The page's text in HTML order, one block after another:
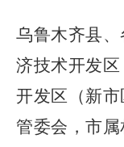
乌鲁木齐县、
济技术开发区
开发区（新
管委会， 市